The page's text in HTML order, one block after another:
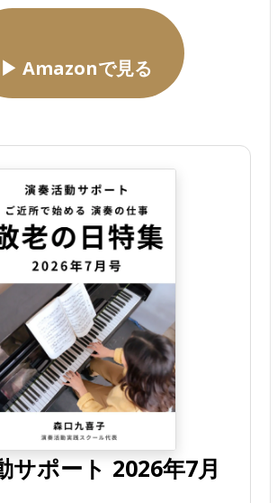
▶ Amazonで見る
サポート 2026年7月